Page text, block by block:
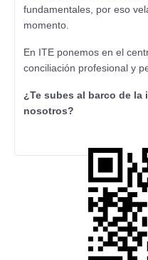
fundamentales, por eso
momento.
En ITE ponemos en el
conciliación profesional y
¿Te subes al barco de
nosotros?